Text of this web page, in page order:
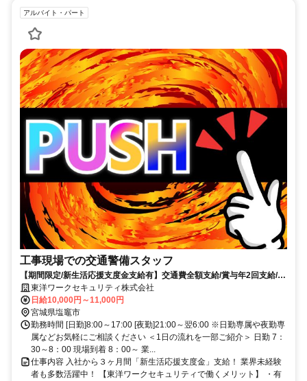
アルバイト・パート
工事現場での交通警備スタッフ
【期間限定/新生活応援支度金支給有】交通費全額支給/賞与年2回支給/合
否連絡最短当日/希望休取得可
東洋ワークセキュリティ株式会社
日給10,000円～11,000円
宮城県塩竈市
勤務時間 [日勤]8:00～17:00 [夜勤]21:00～翌6:00 ※日勤専属や夜勤専
属などお気軽にご相談ください ＜1日の流れを一部ご紹介＞ 日勤 7：
30～8：00 現場到着 8：00～ 業...
仕事内容 入社から３ヶ月間「新生活応援支度金」支給！ 業界未経験
者も多数活躍中！ 【東洋ワークセキュリティで働くメリット】 ・有